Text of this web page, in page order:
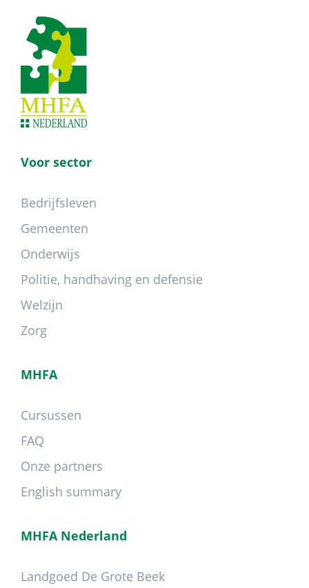
Footer
Voor sector
Bedrijfsleven
Gemeenten
Onderwijs
Politie, handhaving en defensie
Welzijn
Zorg
MHFA
Cursussen
FAQ
Onze partners
English summary
MHFA Nederland
Landgoed De Grote Beek